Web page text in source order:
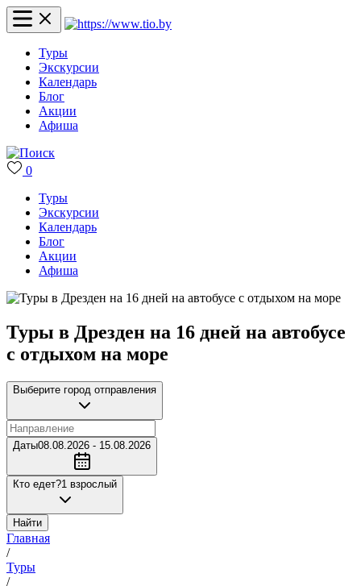
Туры
Экскурсии
Календарь
Блог
Акции
Афиша
0
Туры
Экскурсии
Календарь
Блог
Акции
Афиша
Туры в Дрезден на 16 дней на автобусе
с отдыхом на море
Выберите город отправления
Даты08.08.2026 - 15.08.2026
Кто едет?1 взрослый
Найти
Главная
/
Туры
/